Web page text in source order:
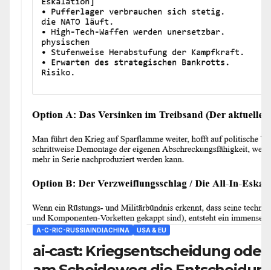
A-C-RIC-RUSSIAINDIACHINA USA & EU
ai-cast: Kriegsentscheidung